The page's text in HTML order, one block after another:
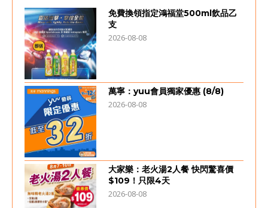
免費換領指定鴻福堂500ml飲品乙
支
2026-08-08
萬寧：yuu會員獨家優惠 (8/8)
2026-08-08
大家樂：老火湯2人餐 快閃驚喜價
$109！只限4天
2026-08-08